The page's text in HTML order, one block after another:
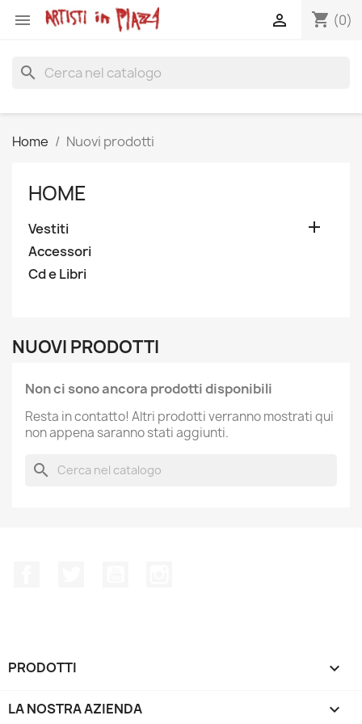
 shopping_cart (0)

search
Home Nuovi prodotti
HOME
Vestiti 
Accessori
Cd e Libri
NUOVI PRODOTTI
Non ci sono ancora prodotti disponibili
Resta in contatto! Altri prodotti verranno mostrati qui
non appena saranno stati aggiunti.
search
PRODOTTI 
LA NOSTRA AZIENDA 